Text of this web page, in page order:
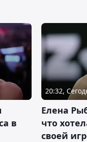
в
20:32,
Елена
что
своей